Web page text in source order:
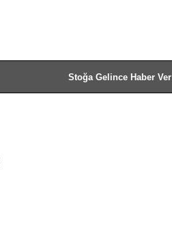
Stoğa Gelince Haber Ver